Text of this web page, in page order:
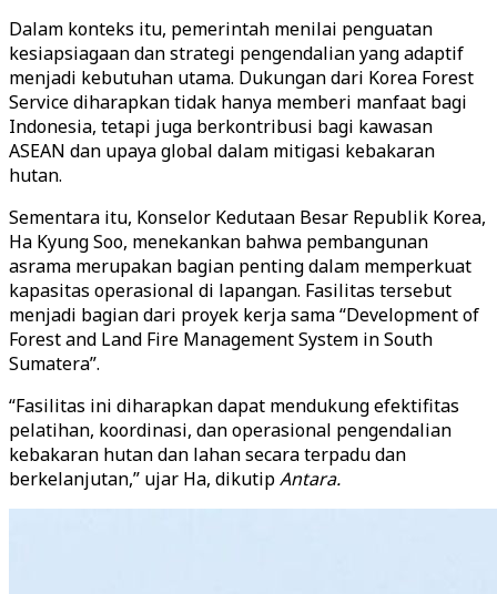
Dalam konteks itu, pemerintah menilai penguatan
kesiapsiagaan dan strategi pengendalian yang adaptif
menjadi kebutuhan utama. Dukungan dari Korea Forest
Service diharapkan tidak hanya memberi manfaat bagi
Indonesia, tetapi juga berkontribusi bagi kawasan
ASEAN dan upaya global dalam mitigasi kebakaran
hutan.
Sementara itu, Konselor Kedutaan Besar Republik Korea,
Ha Kyung Soo, menekankan bahwa pembangunan
asrama merupakan bagian penting dalam memperkuat
kapasitas operasional di lapangan. Fasilitas tersebut
menjadi bagian dari proyek kerja sama “Development of
Forest and Land Fire Management System in South
Sumatera”.
“Fasilitas ini diharapkan dapat mendukung efektifitas
pelatihan, koordinasi, dan operasional pengendalian
kebakaran hutan dan lahan secara terpadu dan
berkelanjutan,” ujar Ha, dikutipAntara.